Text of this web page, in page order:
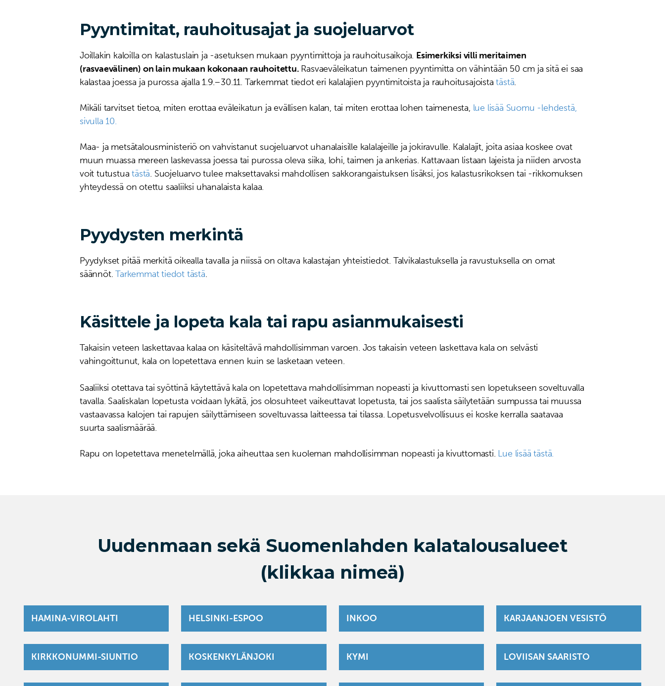
Pyyntimitat, rauhoitusajat ja suojeluarvot
Joillakin kaloilla on kalastuslain ja -asetuksen mukaan pyyntimittoja ja rauhoitusaikoja. Esimerkiksi villi meritaimen
(rasvaevälinen) on lain mukaan kokonaan rauhoitettu. Rasvaeväleikatun taimenen pyyntimitta on vähintään 50 cm ja sitä ei saa
kalastaa joessa ja purossa ajalla 1.9.–30.11. Tarkemmat tiedot eri kalalajien pyyntimitoista ja rauhoitusajoistatästä.
Mikäli tarvitset tietoa, miten erottaa eväleikatun ja evällisen kalan, tai miten erottaa lohen taimenesta, lue lisää Suomu -lehdestä,
sivulla 10.
Maa- ja metsätalousministeriö on vahvistanut suojeluarvot uhanalaisille kalalajeille ja jokiravulle. Kalalajit, joita asiaa koskee ovat
muun muassa mereen laskevassa joessa tai purossa oleva siika, lohi, taimen ja ankerias. Kattavaan listaan lajeista ja niiden arvosta
voit tutustuatästä. Suojeluarvo tulee maksettavaksi mahdollisen sakkorangaistuksen lisäksi, jos kalastusrikoksen tai -rikkomuksen
yhteydessä on otettu saaliiksi uhanalaista kalaa.
Pyydysten merkintä
Pyydykset pitää merkitä oikealla tavalla ja niissä on oltava kalastajan yhteistiedot. Talvikalastuksella ja ravustuksella on omat
säännöt.Tarkemmat tiedot tästä.
Käsittele ja lopeta kala tai rapu asianmukaisesti
Takaisin veteen laskettavaa kalaa on käsiteltävä mahdollisimman varoen. Jos takaisin veteen laskettava kala on selvästi
vahingoittunut, kala on lopetettava ennen kuin se lasketaan veteen.
Saaliiksi otettava tai syöttinä käytettävä kala on lopetettava mahdollisimman nopeasti ja kivuttomasti sen lopetukseen soveltuvalla
tavalla. Saaliskalan lopetusta voidaan lykätä, jos olosuhteet vaikeuttavat lopetusta, tai jos saalista säilytetään sumpussa tai muussa
vastaavassa kalojen tai rapujen säilyttämiseen soveltuvassa laitteessa tai tilassa. Lopetusvelvollisuus ei koske kerralla saatavaa
suurta saalismäärää.
Rapu on lopetettava menetelmällä, joka aiheuttaa sen kuoleman mahdollisimman nopeasti ja kivuttomasti. Lue lisää tästä.
Uudenmaan sekä Suomenlahden kalatalousalueet
(klikkaa nimeä)
HAMINA-VIROLAHTI HELSINKI-ESPOO INKOO KARJAANJOEN VESISTÖ
KIRKKONUMMI-SIUNTIO KOSKENKYLÄNJOKI KYMI LOVIISAN SAARISTO